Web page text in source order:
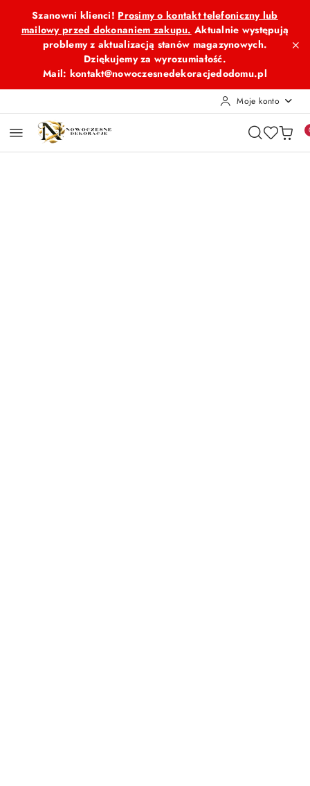
Przejdź do treści głównej
Przejdź do wyszukiwarki
Przejdź do moje konto
Przejdź do menu głównego
Przejdź do opisu produktu
Przejdź do stopki
Szanowni klienci! Prosimy o kontakt telefoniczny lub
mailowy przed dokonaniem zakupu. Aktualnie występują
problemy z aktualizacją stanów magazynowych.
Dziękujemy za wyrozumiałość.
Mail: kontakt@nowoczesnedekoracjedodomu.pl
Moje konto